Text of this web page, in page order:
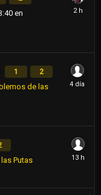
en
1 2
de las
Putas